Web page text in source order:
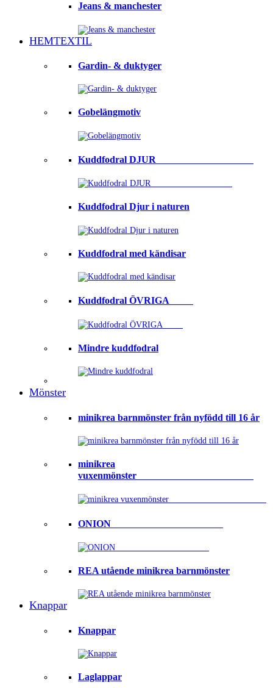
Jeans & manchester
HEMTEXTIL
Gardin- & duktyger
Gobelängmotiv
Kuddfodral DJUR ⠀⠀⠀⠀⠀⠀⠀⠀⠀⠀⠀⠀⠀
Kuddfodral Djur i naturen
Kuddfodral med kändisar
Kuddfodral ÖVRIGA ⠀⠀⠀
Mindre kuddfodral
Mönster
minikrea barnmönster från nyfödd till 16 år
minikrea
vuxenmönster⠀⠀⠀⠀⠀⠀⠀⠀⠀⠀⠀⠀⠀⠀⠀⠀
ONION ⠀⠀⠀⠀⠀⠀⠀⠀⠀⠀⠀⠀⠀⠀⠀
REA utående minikrea barnmönster
Knappar
Knappar
Laglappar